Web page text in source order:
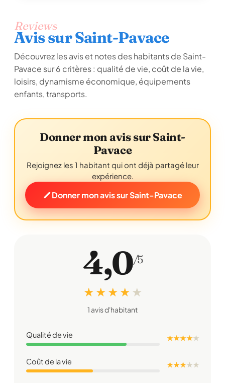
Reviews
Avis sur Saint-Pavace
Découvrez les avis et notes des habitants de Saint-
Pavace sur 6 critères : qualité de vie, coût de la vie,
loisirs, dynamisme économique, équipements
enfants, transports.
Donner mon avis sur Saint-
Pavace
Rejoignez les 1 habitant qui ont déjà partagé leur
expérience.
Donner mon avis sur Saint-Pavace
4,0/5
★ ★ ★ ★ ★
1 avis d'habitant
Qualité de vie ★ ★ ★ ★★
Coût de la vie ★ ★ ★★★